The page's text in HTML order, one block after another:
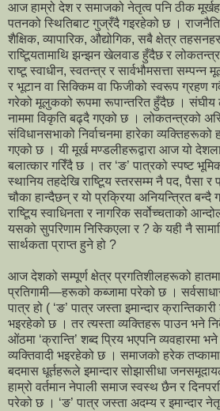
आज हाम्रो देश र समाजको नेतृत्व पनि ठीक
पतनको स्थितिबाट गुज्रँदै गइरहेको छ ।
शैक्षिक, व्यापारिक, औद्योगिक, सबै क्षेत्र
राष्टिूयतामाथि झन्झन खेलवाड हुँदैछ र
राष्टू स्वाधीन, स्वतन्त्र र सार्वभौमसत्ता
र भूटान वा सिक्किम वा फिजीको स्वरूप ग्रहण
गरेको मूलुकको रूपमा रूपान्तरित हुँदैछ । संघीय
नाममा विकृति बढ्दै गएको छ । लोकतन्त्रको
संविधानसभाको निर्वाचनमा हारेका व्यक्तिहरूको
गएको छ । यी मूर्ख मण्डलीहरूद्वारा आज यो
बलात्कार गरिँदै छ । तर ‘ङ’ पात्रको स्पष्ट
स्थानिय तहदेखि राष्टिूय स्तरसम्म नै पद, पैसा र
चौका हान्दैछन् र यो प्रक्रिया अनियन्त्रित
राष्टिूय स्वाधिनता र नागरिक सर्वोच्चताको
यसको सुपरिणाम निस्किएला र ? के यही नै
सार्थकता प्राप्त हुने हो ?
आज देशको सम्पूर्ण क्षेत्र प्रगतिशीलहरूको हातमा
प्रतिगामी—हरूको कब्जामा परेको छ ।
पात्र हो ( ‘ङ’ पात्र जस्ता इमान्दार
भइरहेको छ । तर त्यस्ता व्यक्तिहरू पाउन भने
ओंठमा ‘क्रान्ति’ शब्द प्रिय भएपनि व्यवहारमा भने
व्यक्तिवादी भइरहेको छ । समाजको हरेक
बदमास धूर्तहरूले इमान्दार सोझासीधा
हाम्रो वर्तमान नेपाली समाज स्वस्थ छैन र
परेको छ । ‘ङ’ पात्र जस्ता अदम्य र इमान्दार